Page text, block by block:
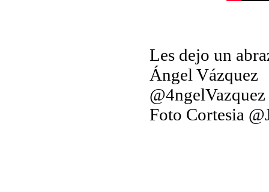
Les dejo un
Ángel Vázquez
@4ngelVazquez
Foto Cortesia